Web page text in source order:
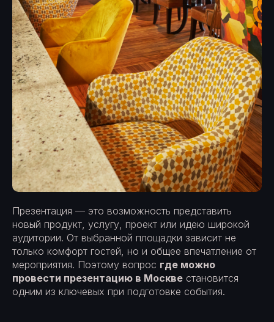
Презентация — это возможность представить
новый продукт, услугу, проект или идею широкой
аудитории. От выбранной площадки зависит не
только комфорт гостей, но и общее впечатление от
мероприятия. Поэтому вопрос где можно
провести презентацию в Москве становится
одним из ключевых при подготовке события.